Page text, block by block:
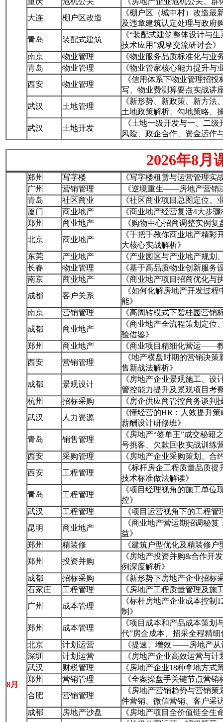
大连
棚户区改造
《棚户区（城中村）改造
及违章建筑认定处理与政府
青岛
装配式建筑
《“装配式建筑整体设计与
技术应用”观摩交流研讨会》
南京
物业管理
《物业服务品质标准化与业
青岛
物业管理
《物业管家核心能力提升与
西安
物业管理
《信用体系下物业管理招
写、物业费测算要点实战讲
武汉
土地管理
《新形势、新政策、新方法
土地政策解析、勾地策略、
武汉
土地开发
《土地一级开发与一、二
风险、政企合作、资金运作
2026年8月
8月
郑州 写字楼
《写字楼租赁与运营管理实
广州
营销管理
《逆境重生——房地产营销
青岛
社区商业
《社区商业项目总图定位、
厦门
商业地产
《商业地产经营复活4大步
郑州
商业地产
《购物中心招商调整实例
北京
商业地产
《手把手教你商业地产精
大核心实战解析》
东莞
产业地产
《产业园区与产业地产规划
长春
物业管理
《基于高品质物业创新服务
南京
商业地产
《商业地产项目招商优化与
成都
客户关系
《如何化解房地产开发过
能》
南京
营销管理
《高周转模式下碧桂园营销
成都
商业地产
《商业地产全流程策划定位
验借鉴》
郑州
商业地产
《商业项目精细化营运——
西安
营销管理
《地产横盘时期的营销决
售新战法解析》
成都
景观设计
《房地产企业景观施工、
管控能力提升及景观项目考
杭州
招标采购
《房企供应商管控商务谈判
武汉
人力资源
《懂经营的HR：人效提升
薪酬设计研修班》
青岛
销售管理
《房地产“签单王”成交秘
号挑客、欠款回收实战训练
西安
采购管理
《房地产企业采购策划、合
西安
工程管理
《标杆房企工程质量品质
技术标准做法解读》
青岛
工程管理
《项目经理视角的施工单
控》
武汉
工程管理
《项目运营视角下的工程管
昆明
商业地产
《商业地产营运期招调秘
益》
郑州
精装修
《建筑户型优化及精装修
郑州
投资并购
《房地产投资并购&合作开
例深度解析》
成都
招标采购
《新形势下房地产企业招标
石家庄
工程管理
《房地产工程质量管理及施
广州
成本管理
《标杆房地产企业成本控制
制》
郑州
成本管理
《项目成本和产品成本策
代”房企成本、招采全程精细
北京
计划运营
《提速、增效 ——房地产从
深圳
计划运营
《房地产企业高效运营与计
武汉
财税管理
《房地产企业18种拿地方
郑州
营销管理
《全案操盘手关键节点营
合肥
营销管理
《房地产营销趋势与营销
件营销、微信营销、客户采
成都
房地产沙盘
《房地产项目全价值链全生